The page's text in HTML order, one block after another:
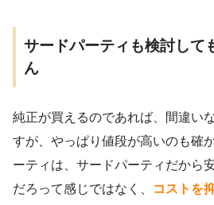
サードパーティも検討して
ん
純正が買えるのであれば、間違い
すが、やっぱり値段が高いのも確
ーティは、サードパーティだから
だろって感じではなく、
コストを